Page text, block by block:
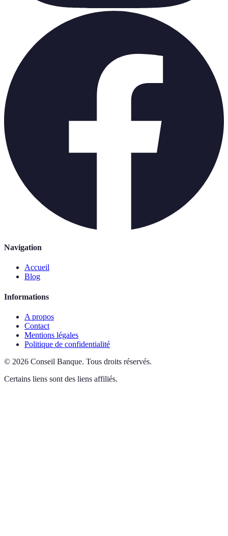
Navigation
Accueil
Blog
Informations
A propos
Contact
Mentions légales
Politique de confidentialité
© 2026 Conseil Banque. Tous droits réservés.
Certains liens sont des liens affiliés.